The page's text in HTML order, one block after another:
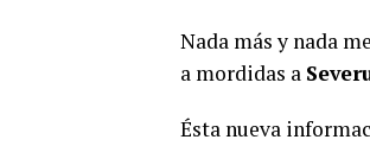
Nada más y nada
a mordidas a
Ésta nueva